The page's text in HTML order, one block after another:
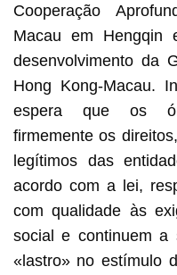
Cooperação
Macau em Hengqin
desenvolvimento da
Hong Kong-Macau.
espera que os
firmemente os
legítimos das
acordo com a lei,
com qualidade às
social e continuem a
«lastro» no estímulo